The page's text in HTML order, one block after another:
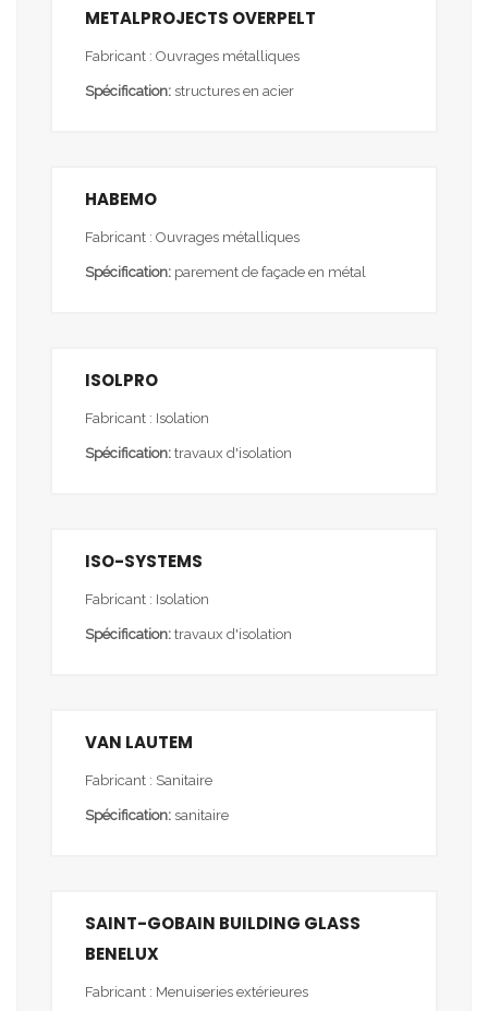
METALPROJECTS OVERPELT
Fabricant : Ouvrages métalliques
Spécification: structures en acier
HABEMO
Fabricant : Ouvrages métalliques
Spécification: parement de façade en métal
ISOLPRO
Fabricant : Isolation
Spécification: travaux d'isolation
ISO-SYSTEMS
Fabricant : Isolation
Spécification: travaux d'isolation
VAN LAUTEM
Fabricant : Sanitaire
Spécification: sanitaire
SAINT-GOBAIN BUILDING GLASS
BENELUX
Fabricant : Menuiseries extérieures